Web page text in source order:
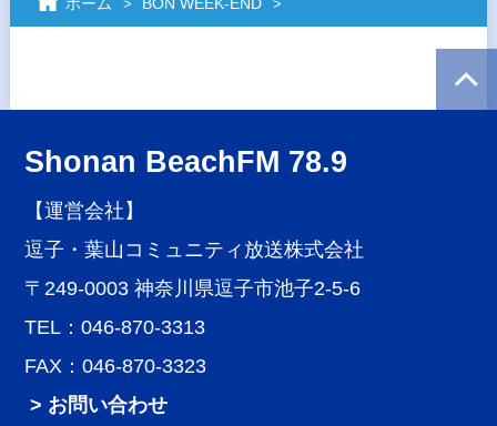
Shonan BeachFM 78.9
【運営会社】
逗子・葉山コミュニティ放送株式会社
〒249-0003 神奈川県逗子市池子2-5-6
TEL：046-870-3313
FAX：046-870-3323
> お問い合わせ